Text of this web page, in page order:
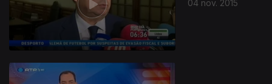
04 nov. 2015